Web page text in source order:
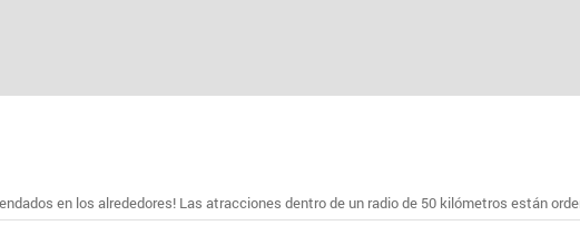
en los alrededores! Las atracciones dentro de un radio de 50 kilómetros están